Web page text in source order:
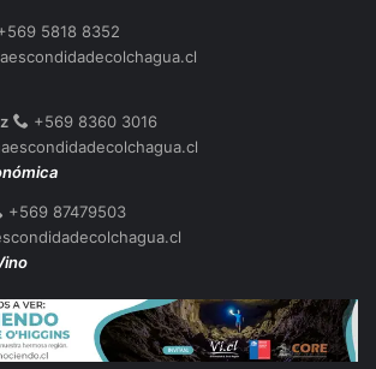
5818 8352
+569 8360 3016
+569 87479503